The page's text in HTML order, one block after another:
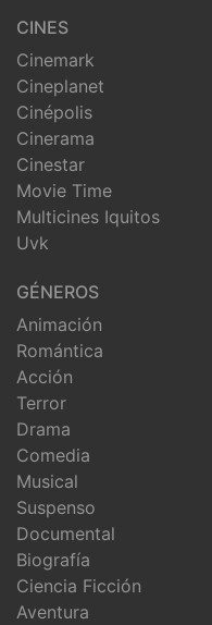
CINES
Cinemark
Cineplanet
Cinépolis
Cinerama
Cinestar
Movie Time
Multicines Iquitos
Uvk
GÉNEROS
Animación
Romántica
Acción
Terror
Drama
Comedia
Musical
Suspenso
Documental
Biografía
Ciencia Ficción
Aventura